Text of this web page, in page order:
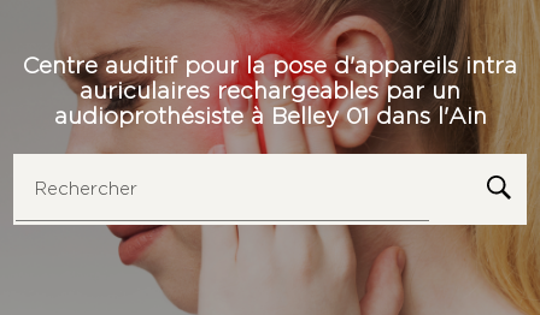
Centre auditif pour la pose d'appareils intra
auriculaires rechargeables par un
audioprothésiste à Belley 01 dans l'Ain
Rechercher